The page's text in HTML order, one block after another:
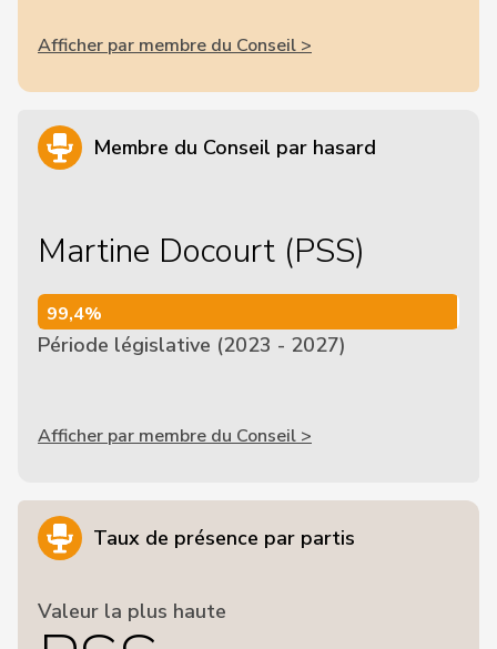
Afficher par membre du Conseil >
Membre du Conseil par hasard
Martine Docourt (PSS)
99,4%
99,4%
Période législative (2023 - 2027)
Afficher par membre du Conseil >
Taux de présence par partis
Valeur la plus haute